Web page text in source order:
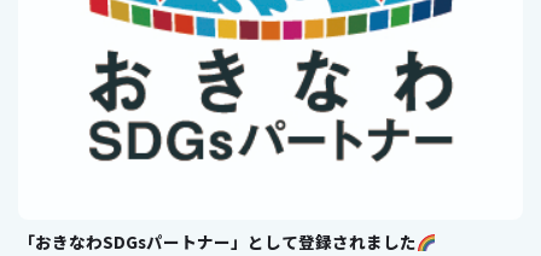
「おきなわSDGsパートナー」として登録されました